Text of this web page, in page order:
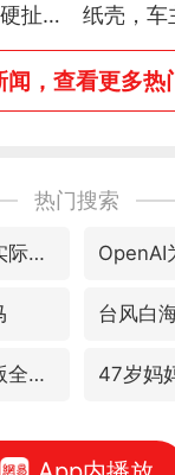
扯加
纸壳，车
险，“拍
免这个危
闻，查看更多热
热门搜索
申军良称梅姨的实际年龄仍是谜
我国编制完成新版全月地质图